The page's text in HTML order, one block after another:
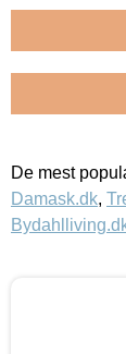
De mest
Damask.dk,